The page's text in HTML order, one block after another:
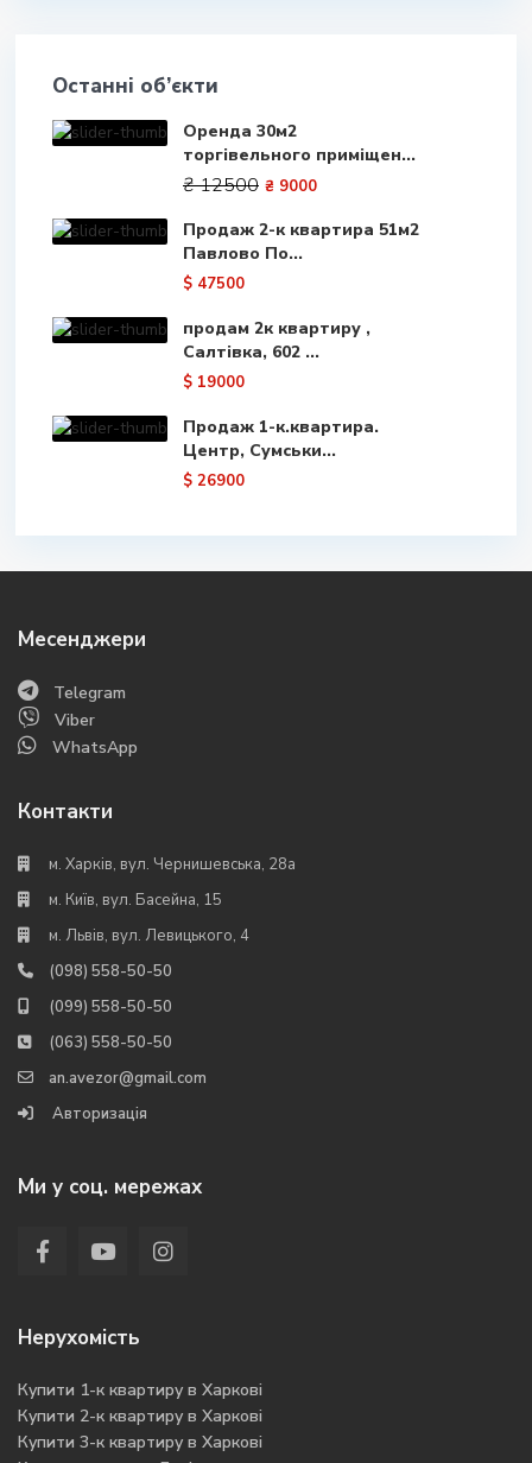
Останні об’єкти
Оренда 30м2
торгівельного приміщен...
₴ 12500 ₴ 9000
Продаж 2-к квартира 51м2
Павлово По...
$ 47500
продам 2к квартиру ,
Салтівка, 602 ...
$ 19000
Продаж 1-к.квартира.
Центр, Сумськи...
$ 26900
Месенджери
Telegram
Viber
WhatsApp
Контакти
м. Харків, вул. Чернишевська, 28а
м. Київ, вул. Басейна, 15
м. Львів, вул. Левицького, 4
(098) 558-50-50
(099) 558-50-50
(063) 558-50-50
an.avezor@gmail.com
Авторизація
Ми у соц. мережах
Нерухомість
Купити 1-к квартиру в Харкові
Купити 2-к квартиру в Харкові
Купити 3-к квартиру в Харкові